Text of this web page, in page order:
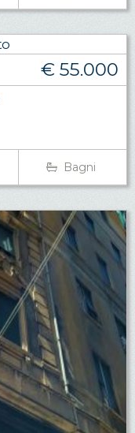
€ 55.000
Bagni